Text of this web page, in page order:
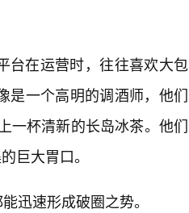
台在运营时，往往喜欢大包
是一个高明的调酒师，他们
一杯清新的长岛冰茶。他们
巨大胃口。
迅速形成破圈之势。